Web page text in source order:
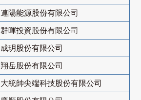
連陽能源股份有限公司
群暉投資股份有限公司
成玥股份有限公司
翔岳股份有限公司
大統帥尖端科技股份有限公司